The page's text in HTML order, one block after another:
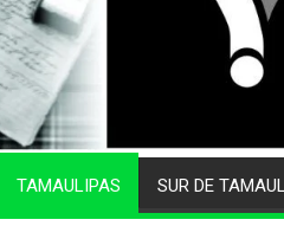
TAMAULIPAS SUR DE